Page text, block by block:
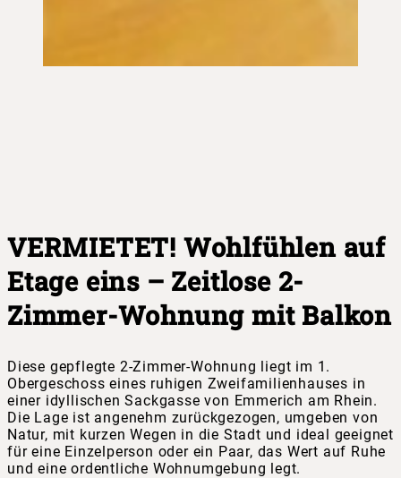
VERMIETET! Wohlfühlen auf
Etage eins – Zeitlose 2-
Zimmer-Wohnung mit Balkon
Diese gepflegte 2-Zimmer-Wohnung liegt im 1.
Obergeschoss eines ruhigen Zweifamilienhauses in
einer idyllischen Sackgasse von Emmerich am Rhein.
Die Lage ist angenehm zurückgezogen, umgeben von
Natur, mit kurzen Wegen in die Stadt und ideal geeignet
für eine Einzelperson oder ein Paar, das Wert auf Ruhe
und eine ordentliche Wohnumgebung legt.